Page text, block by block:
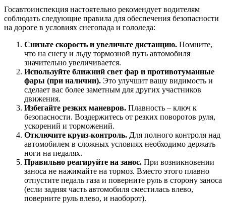
Госавтоинспекция настоятельно рекомендует водителям
соблюдать следующие правила для обеспечения безопасности
на дороге в условиях снегопада и гололеда:
Снизьте скорость и увеличьте дистанцию. Помните,
что на снегу и льду тормозной путь автомобиля
значительно увеличивается.
Используйте ближний свет фар и противотуманные
фары (при наличии). Это улучшит вашу видимость и
сделает вас более заметным для других участников
движения.
Избегайте резких маневров. Плавность – ключ к
безопасности. Воздержитесь от резких поворотов руля,
ускорений и торможений.
Отключите круиз-контроль. Для полного контроля над
автомобилем в сложных условиях необходимо держать
ноги на педалях.
Правильно реагируйте на занос. При возникновении
заноса не нажимайте на тормоз. Вместо этого плавно
отпустите педаль газа и поверните руль в сторону заноса
(если задняя часть автомобиля сместилась влево,
поверните руль влево, и наоборот).